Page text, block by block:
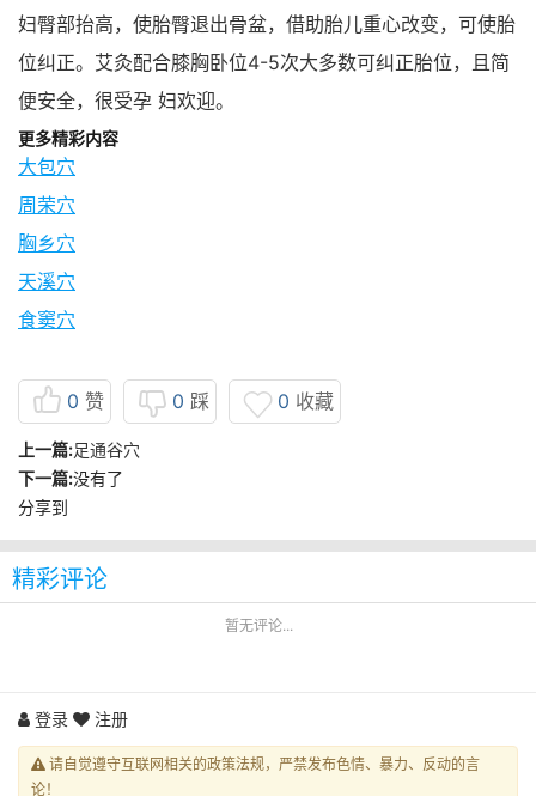
妇臀部抬高，使胎臀退出骨盆，借助胎儿重心改变，可使胎
位纠正。艾灸配合膝胸卧位4-5次大多数可纠正胎位，且简
便安全，很受孕 妇欢迎。
更多精彩内容
大包穴
周荣穴
胸乡穴
天溪穴
食窦穴
0 赞 0 踩 0 收藏
上一篇:足通谷穴
下一篇:没有了
分享到
精彩评论
暂无评论...
登录 注册
请自觉遵守互联网相关的政策法规，严禁发布色情、暴力、反动的言
论！